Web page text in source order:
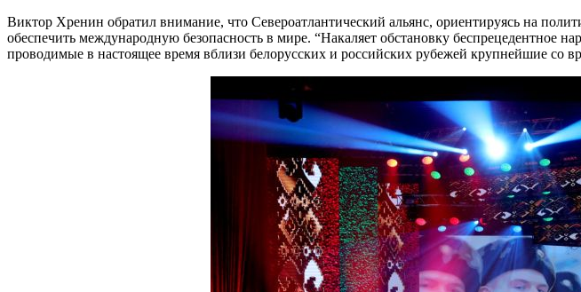
Виктор Хренин обратил внимание, что Североатлантический альянс, ориентируясь на
обеспечить международную безопасность в мире. “Накаляет обстановку
проводимые в настоящее время вблизи белорусских и российских рубежей крупнейшие со